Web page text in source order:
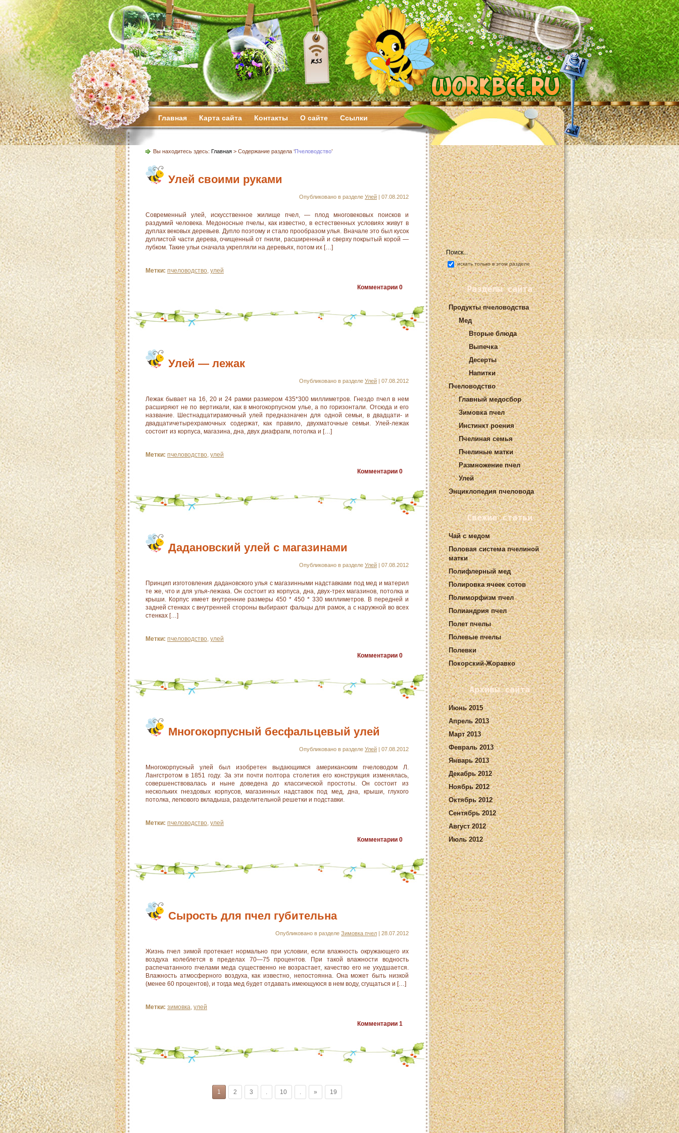
Главная Карта сайта Контакты О сайте Ссылки
искать только в этом разделе
Разделы сайта
Продукты пчеловодства
Мед
Вторые блюда
Выпечка
Десерты
Напитки
Пчеловодство
Главный медосбор
Зимовка пчел
Инстинкт роения
Пчелиная семья
Пчелиные матки
Размножение пчел
Улей
Энциклопедия пчеловода
Свежие статьи
Чай с медом
Половая система пчелиной
матки
Полифлерный мед
Полировка ячеек сотов
Полиморфизм пчел
Полиандрия пчел
Полет пчелы
Полевые пчелы
Полевки
Покорский-Жоравко
Архивы сайта
Июнь 2015
Апрель 2013
Март 2013
Февраль 2013
Январь 2013
Декабрь 2012
Ноябрь 2012
Октябрь 2012
Сентябрь 2012
Август 2012
Июль 2012
Вы находитесь здесь: Главная > Содержание раздела ‘Пчеловодство’
Улей своими руками
Опубликовано в разделе Улей | 07.08.2012
Современный улей, искусственное жилище пчел, — плод многовековых поисков и
раздумий человека. Медоносные пчелы, как известно, в естественных условиях живут в
дуплах вековых деревьев. Дупло поэтому и стало прообразом улья. Вначале это был кусок
дуплистой части дерева, очищенный от гнили, расширенный и сверху покрытый корой —
лубком. Такие ульи сначала укрепляли на деревьях, потом их […]
Метки: пчеловодство, улей
Комментарии 0
Улей — лежак
Опубликовано в разделе Улей | 07.08.2012
Лежак бывает на 16, 20 и 24 рамки размером 435*300 миллиметров. Гнездо пчел в нем
расширяют не по вертикали, как в многокорпусном улье, а по горизонтали. Отсюда и его
название. Шестнадцатирамочный улей предназначен для одной семьи, в двадцати- и
двадцатичетырехрамочных содержат, как правило, двухматочные семьи. Улей-лежак
состоит из корпуса, магазина, дна, двух диафрагм, потолка и […]
Метки: пчеловодство, улей
Комментарии 0
Дадановский улей с магазинами
Опубликовано в разделе Улей | 07.08.2012
Принцип изготовления дадановского улья с магазинными надставками под мед и материл
те же, что и для улья-лежака. Он состоит из корпуса, дна, двух-трех магазинов, потолка и
крыши. Корпус имеет внутренние размеры 450 * 450 * 330 миллиметров. В передней и
задней стенках с внутренней стороны выбирают фальцы для рамок, а с наружной во всех
стенках […]
Метки: пчеловодство, улей
Комментарии 0
Многокорпусный бесфальцевый улей
Опубликовано в разделе Улей | 07.08.2012
Многокорпусный улей был изобретен выдающимся американским пчеловодом Л.
Лангстротом в 1851 году. За эти почти полтора столетия его конструкция изменялась,
совершенствовалась и ныне доведена до классической простоты. Он состоит из
нескольких гнездовых корпусов, магазинных надставок под мед, дна, крыши, глухого
потолка, легкового вкладыша, разделительной решетки и подставки.
Метки: пчеловодство, улей
Комментарии 0
Сырость для пчел губительна
Опубликовано в разделе Зимовка пчел | 28.07.2012
Жизнь пчел зимой протекает нормально при условии, если влажность окружающего их
воздуха колеблется в пределах 70—75 процентов. При такой влажности водность
распечатанного пчелами меда сущест­венно не возрастает, качество его не ухудшается.
Влажность атмосферного воздуха, как известно, непос­тоянна. Она может быть низкой
(менее 60 процентов), и тогда мед будет отдавать имеющуюся в нем воду, сгущаться и […]
Метки: зимовка, улей
Комментарии 1
1 2 3 . 10 . » 19